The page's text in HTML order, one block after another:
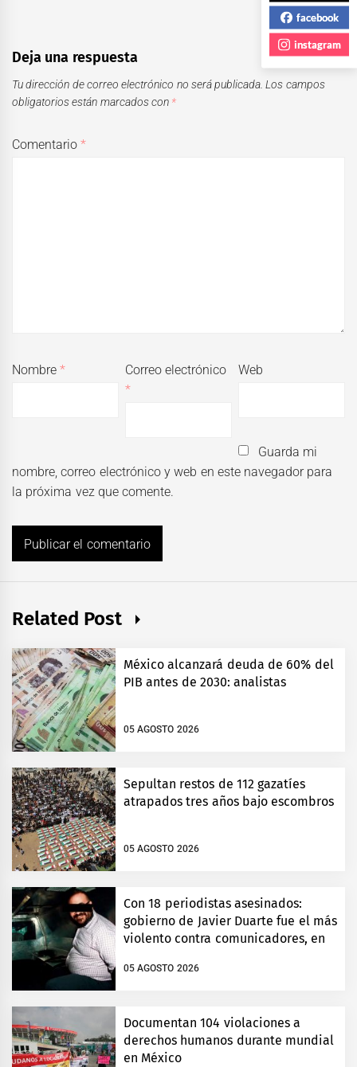
Deja una respuesta
Tu dirección de correo electrónico no será publicada. Los campos
obligatorios están marcados con *
Comentario*
Nombre*
Correo electrónico
*
Web
Guarda mi
nombre, correo electrónico y web en este navegador para
la próxima vez que comente.
Related Post
México alcanzará deuda de 60% del
PIB antes de 2030: analistas
05 AGOSTO 2026
Sepultan restos de 112 gazatíes
atrapados tres años bajo escombros
05 AGOSTO 2026
Con 18 periodistas asesinados:
gobierno de Javier Duarte fue el más
violento contra comunicadores, en
05 AGOSTO 2026
Documentan 104 violaciones a
derechos humanos durante mundial
en México
facebook
instagram